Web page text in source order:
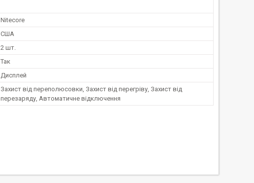
Nitecore
США
2 шт.
Так
Дисплей
Захист від переполюсовки, Захист від перегріву, Захист від
перезаряду, Автоматичне відключення